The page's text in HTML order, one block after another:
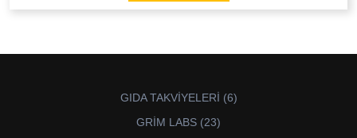
GIDA TAKVİYELERİ 66
GRİM LABS 2323